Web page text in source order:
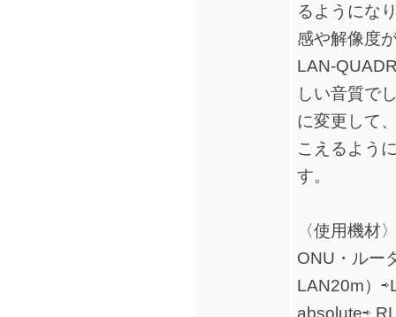
るようにな
感や解像度
LAN-
しい音質で
に変更して
こえるよう
す。
〈使用機材
ONU・ルー
LAN20m）
absolute⇨